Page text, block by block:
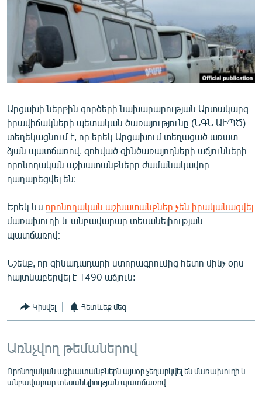
ՄՇԱԿՈՒՅԹ
ՍՊՈՐՏ
ՄԵԿՆԱԲԱՆՈՒԹՅՈՒՆ
ՏՏ ԵՒ ԻՆՏԵՐՆԵՏ
ԱՐԽԻՎ
ՏԵՍԱՆՅՈՒԹԵՐ
ԲԱՆԱՎԵՃ
ՁԳՏԵԼՈՎ ԼԱՎԱԳՈՒՅՆԻՆ
Հայերեն
Русский
ՀԵՏԵՎԵՔ ՄԵԶ
«Ազատության» բոլոր կայքերը
Արցախի ներքին գործերի նախարարության Արտակարգ
իրավիճակների պետական ծառայությունը (ՆԳՆ ԱԻՊԾ)
տեղեկացնում է, որ երեկ Արցախում տեղացած առատ
ձյան պատճառով, զոհված զինծառայողների աճյունների
որոնողական աշխատանքները ժամանակավոր
դադարեցվել են:
Երեկ ևս որոնողական աշխատանքներ չեն իրականացվել
մառախուղի և անբավարար տեսանելիության
պատճառով։
Նշենք, որ զինադադարի ստորագրումից հետո մինչ օրս
հայտնաբերվել է 1490 աճյուն:
Կիսվել Հետևեք մեզ
Առնչվող թեմաներով
Որոնողական աշխատանքներն այսօր չեղարկվել են մառախուղի և
անբավարար տեսանելիության պատճառով